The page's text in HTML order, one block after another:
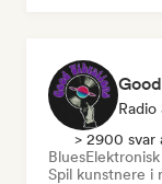
Radio
> 2900 svar
Blues
Spil kunstnere i